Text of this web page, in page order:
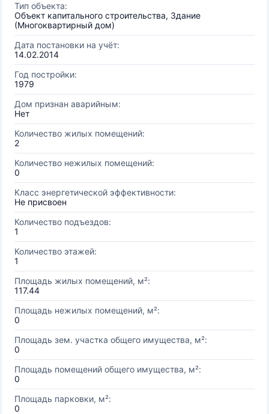
Тип объекта:
Объект капитального строительства, Здание
(Многоквартирный дом)
Дата постановки на учёт:
14.02.2014
Год постройки:
1979
Дом признан аварийным:
Нет
Количество жилых помещений:
2
Количество нежилых помещений:
0
Класс энергетической эффективности:
Не присвоен
Количество подъездов:
1
Количество этажей:
1
Площадь жилых помещений, м²:
117.44
Площадь нежилых помещений, м²:
0
Площадь зем. участка общего имущества, м²:
0
Площадь помещений общего имущества, м²:
0
Площадь парковки, м²:
0